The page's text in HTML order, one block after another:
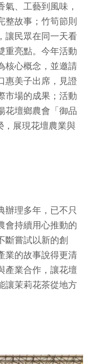
、工藝到風味，
整故事；竹筍節則
讓民眾在同一天看
重亮點。今年活動
核心概念，並邀請
惠美子出席，見證
市場的成果；活動
花壇鄉農會「御品
，展現花壇農業與
辦理多年，已不只
會持續用心推動的
斷嘗試以新的創
業的故事說得更清
產業合作，讓花壇
讓茉莉花茶從地方